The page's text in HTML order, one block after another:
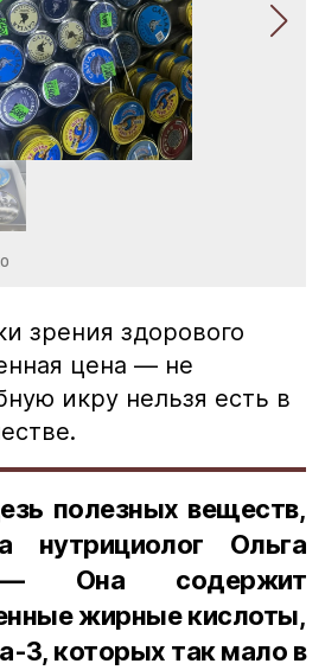
зрения здорового
цена — не
икру нельзя есть в
полезных веществ,
нутрициолог Ольга
— Она содержит
жирные кислоты,
3, которых так мало в